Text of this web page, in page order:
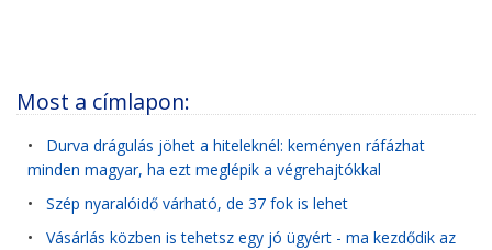
Most a címlapon:
• Durva drágulás jöhet a hiteleknél: keményen ráfázhat
minden magyar, ha ezt meglépik a végrehajtókkal
• Szép nyaralóidő várható, de 37 fok is lehet
• Vásárlás közben is tehetsz egy jó ügyért - ma kezdődik az